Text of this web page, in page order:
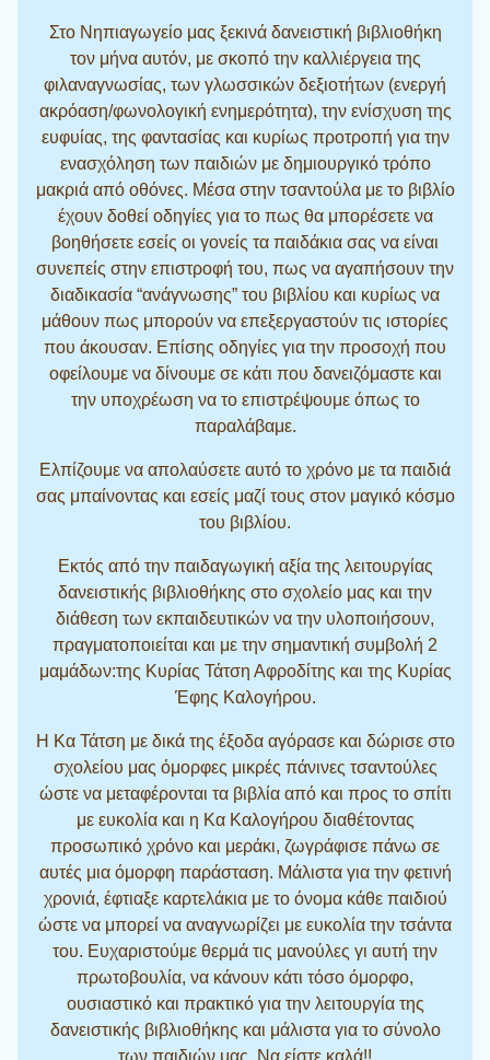
Στο Νηπιαγωγείο μας ξεκινά δανειστική βιβλιοθήκη
τον μήνα αυτόν, με σκοπό την καλλιέργεια της
φιλαναγνωσίας, των γλωσσικών δεξιοτήτων (ενεργή
ακρόαση/φωνολογική ενημερότητα), την ενίσχυση της
ευφυίας, της φαντασίας και κυρίως προτροπή για την
ενασχόληση των παιδιών με δημιουργικό τρόπο
μακριά από οθόνες. Μέσα στην τσαντούλα με το βιβλίο
έχουν δοθεί οδηγίες για το πως θα μπορέσετε να
βοηθήσετε εσείς οι γονείς τα παιδάκια σας να είναι
συνεπείς στην επιστροφή του, πως να αγαπήσουν την
διαδικασία “ανάγνωσης” του βιβλίου και κυρίως να
μάθουν πως μπορούν να επεξεργαστούν τις ιστορίες
που άκουσαν. Επίσης οδηγίες για την προσοχή που
οφείλουμε να δίνουμε σε κάτι που δανειζόμαστε και
την υποχρέωση να το επιστρέψουμε όπως το
παραλάβαμε.
Ελπίζουμε να απολαύσετε αυτό το χρόνο με τα παιδιά
σας μπαίνοντας και εσείς μαζί τους στον μαγικό κόσμο
του βιβλίου.
Εκτός από την παιδαγωγική αξία της λειτουργίας
δανειστικής βιβλιοθήκης στο σχολείο μας και την
διάθεση των εκπαιδευτικών να την υλοποιήσουν,
πραγματοποιείται και με την σημαντική συμβολή 2
μαμάδων:της Κυρίας Τάτση Αφροδίτης και της Κυρίας
Έφης Καλογήρου.
Η Κα Τάτση με δικά της έξοδα αγόρασε και δώρισε στο
σχολείου μας όμορφες μικρές πάνινες τσαντούλες
ώστε να μεταφέρονται τα βιβλία από και προς το σπίτι
με ευκολία και η Κα Καλογήρου διαθέτοντας
προσωπικό χρόνο και μεράκι, ζωγράφισε πάνω σε
αυτές μια όμορφη παράσταση. Μάλιστα για την φετινή
χρονιά, έφτιαξε καρτελάκια με το όνομα κάθε παιδιού
ώστε να μπορεί να αναγνωρίζει με ευκολία την τσάντα
του. Ευχαριστούμε θερμά τις μανούλες γι αυτή την
πρωτοβουλία, να κάνουν κάτι τόσο όμορφο,
ουσιαστικό και πρακτικό για την λειτουργία της
δανειστικής βιβλιοθήκης και μάλιστα για το σύνολο